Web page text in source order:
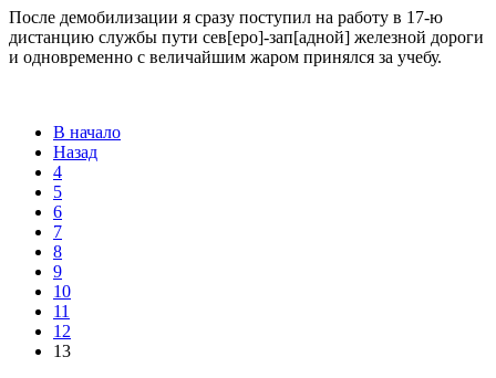
После демобилизации я сразу поступил на работу в 17-ю
дистанцию службы пути сев[еро]-зап[адной] железной дороги
и одновременно с величайшим жаром принялся за учебу.
В начало
Назад
4
5
6
7
8
9
10
11
12
13